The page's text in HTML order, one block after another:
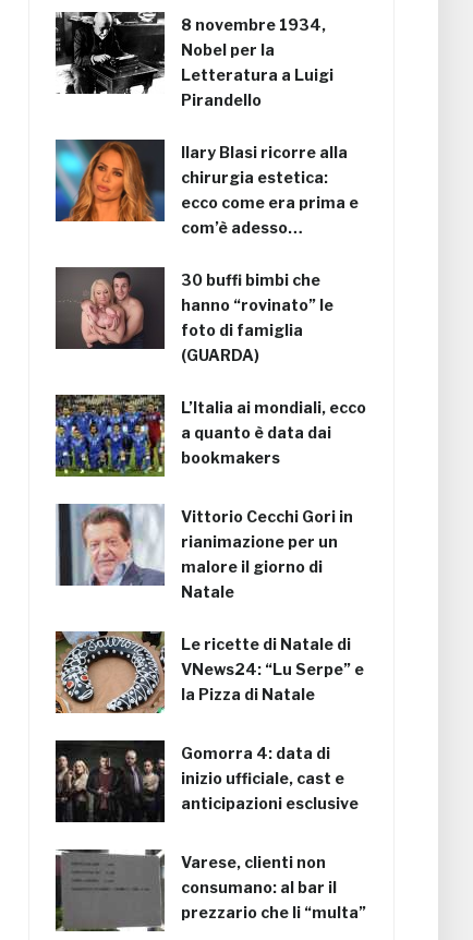
8 novembre 1934,
Nobel per la
Letteratura a Luigi
Pirandello
Ilary Blasi ricorre alla
chirurgia estetica:
ecco come era prima e
com’è adesso…
30 buffi bimbi che
hanno “rovinato” le
foto di famiglia
(GUARDA)
L’Italia ai mondiali, ecco
a quanto è data dai
bookmakers
Vittorio Cecchi Gori in
rianimazione per un
malore il giorno di
Natale
Le ricette di Natale di
VNews24: “Lu Serpe” e
la Pizza di Natale
Gomorra 4: data di
inizio ufficiale, cast e
anticipazioni esclusive
Varese, clienti non
consumano: al bar il
prezzario che li “multa”